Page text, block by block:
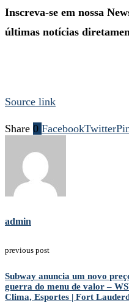
Inscreva-se em nossa
últimas notícias
Source link
Share 0 FacebookTwitter
admin
previous post
Subway anuncia um novo
guerra do menu de valor –
Clima, Esportes | Fort